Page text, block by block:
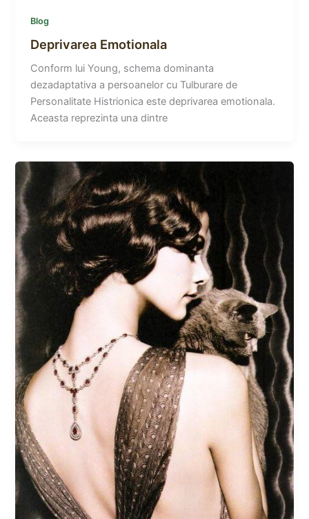
Blog
Deprivarea Emotionala
Conform lui Young, schema dominanta
dezadaptativa a persoanelor cu Tulburare de
Personalitate Histrionica este deprivarea emotionala.
Aceasta reprezinta una dintre